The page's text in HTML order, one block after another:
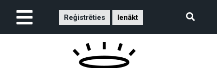
Reģistrēties Ienākt